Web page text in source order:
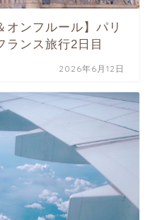
オンフルール】パリ
ランス旅行2日目
2026年6月12日